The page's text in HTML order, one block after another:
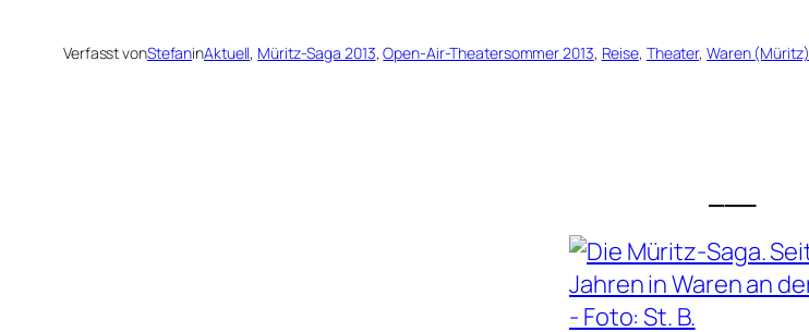
Verfasst vonStefaninAktuell, Müritz-Saga 2013, Open-Air-Theatersommer 2013, Reise, Theater, Waren (Müritz)